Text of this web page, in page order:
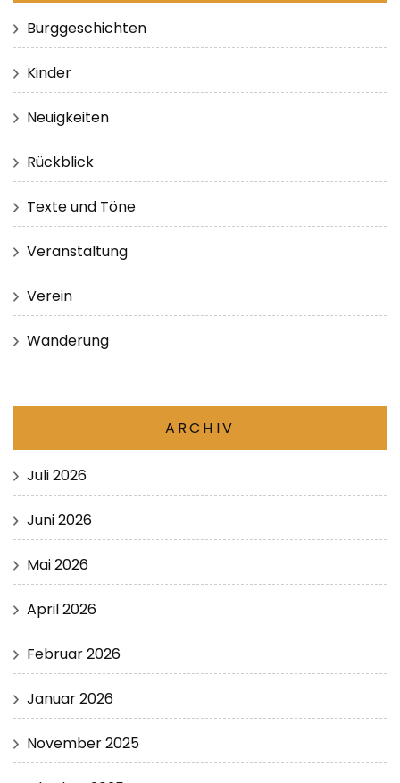
Burggeschichten
Kinder
Neuigkeiten
Rückblick
Texte und Töne
Veranstaltung
Verein
Wanderung
ARCHIV
Juli 2026
Juni 2026
Mai 2026
April 2026
Februar 2026
Januar 2026
November 2025